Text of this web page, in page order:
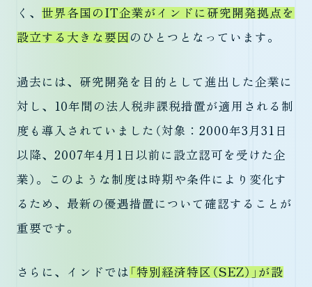
く、 世界各国のIT企業がインドに研究開発拠点を
設立する大きな要因 のひとつとなっています。
過去には、研究開発を目的として進出した企業に
対し、10年間の法人税非課税措置が適用される制
度も導入されていました（対象：2000年3月31日
以降、2007年4月1日以前に設立認可を受けた企
業）。このような制度は時期や条件により変化す
るため、最新の優遇措置について確認することが
重要です。
さらに、インドでは 「特別経済特区（SEZ）」が設